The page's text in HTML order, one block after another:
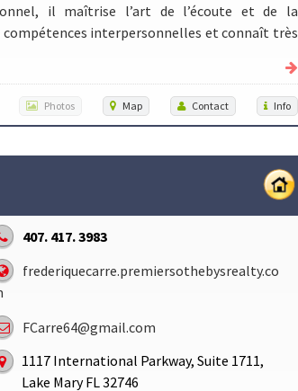
il maîtrise l’art de l’écoute et de la
compétences interpersonnelles et connaît très
Photos Map Contact Info
407. 417. 3983
frederiquecarre.premiersothebysrealty.co
FCarre64@gmail.com
1117 International Parkway, Suite 1711,
Lake Mary FL 32746